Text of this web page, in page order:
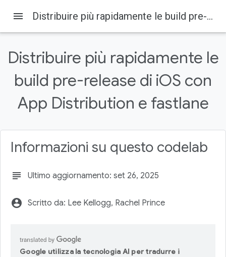
Firebase Firebase Codelabs
Su questa pagina
Obiettivi didattici
Che cosa ti serve
Configurare fastlane
menu Distribuire più rapidamente le build pre-release di iOS con App Distribution e fastlane
Distribuire più rapidamente le
build pre-release di iOS con
App Distribution e fastlane
Informazioni su questo codelab
subject Ultimo aggiornamento: set 26, 2025
account_circle Scritto da: Lee Kellogg, Rachel Prince
Google utilizza la tecnologia AI per tradurre i